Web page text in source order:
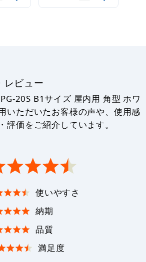
レビュー
20S B1サイズ 屋内用 角型 ホワ
いただいたお客様の声や、使用感
評価をご紹介しています。
使いやすさ
納期
品質
満足度